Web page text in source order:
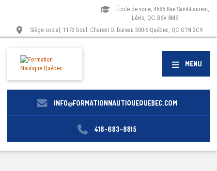
École de voile, 4685 Rue Saint-Laurent,
Lévis, QC G6V 8M9
Siège social, 1173 boul. Charest O. bureau 300-6 Québec, QC G1N 2C9
MENU
INFO@FORMATIONNAUTIQUEQUEBEC.COM
418-683-8815